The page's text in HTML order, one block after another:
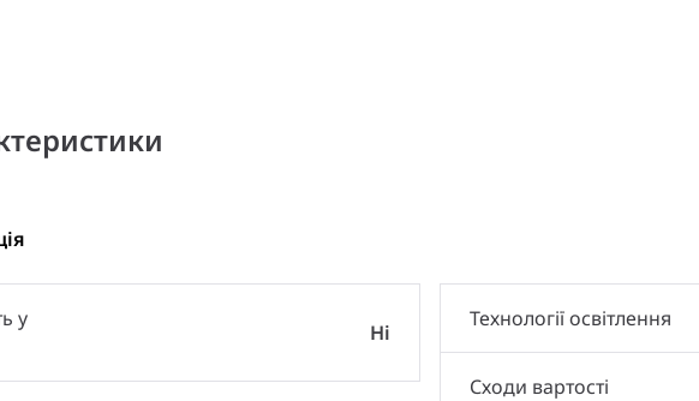
у
Ні
Технології освітлення
Сходи вартості